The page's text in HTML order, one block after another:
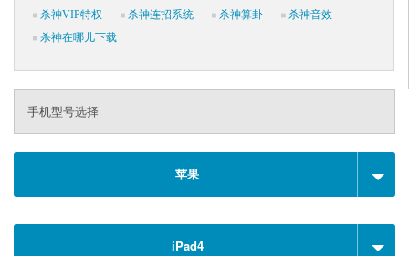
杀神VIP特权
杀神连招系统 杀神算卦
杀神音效
杀神在哪儿下载
手机型号选择
苹果
iPad4